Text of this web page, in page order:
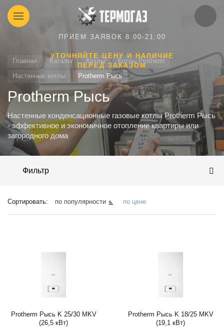
ПРИЕМ ЗАЯВОК 8:00-21:00
УТОЧНЯЙТЕ ЦЕНУ И НАЛИЧИЕ
ПЕРЕД ЗАКАЗОМ
Главная Каталог Котлы
Котлы Protherm
Настенные котлы
Protherm Рысь
Protherm Рысь
Настенные конденсационные газовые котлы Protherm Рысь
- эффективное и экономичное отопление квартиры или
загородного дома
Фильтр
Сортировать: по популярности по цене
Protherm Рысь K 25/30 MKV
(26,5 кВт)
Protherm Рысь K 18/25 MKV
(19,1 кВт)